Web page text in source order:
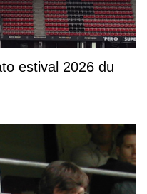
estival 2026 du